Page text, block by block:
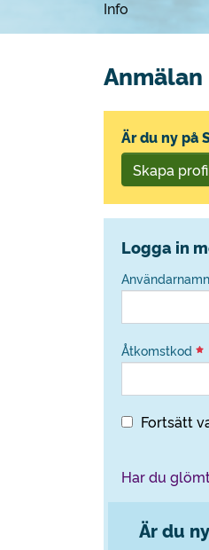
Info
Anmälan
Är du ny på
Skapa
Logga in
Åtkomstkod
Fortsätt
Har du
Är du